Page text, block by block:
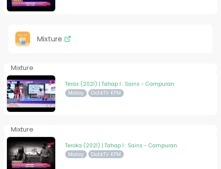
Mixture
Mixture
Teras (2021) | Tahap I : Sains - Campuran
Malay DidikTV KPM
Mixture
Teroka (2021) | Tahap I : Sains - Campuran
Malay DidikTV KPM